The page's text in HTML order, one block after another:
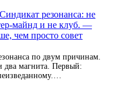
резонанса: не
майнд и не клуб. —
чем просто совет
по двум причинам.
два магнита. Первый: